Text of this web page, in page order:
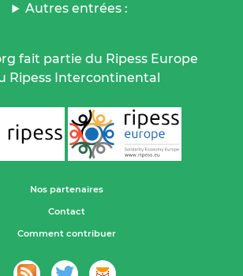
Autres entrées :
fait partie du Ripess Europe
Ripess Intercontinental
Nos partenaires
Contact
Comment contribuer